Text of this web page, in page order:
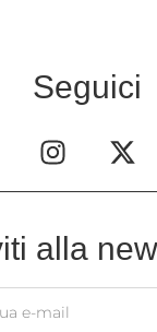
Seguici
alla